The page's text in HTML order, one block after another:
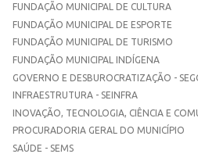
FUNDAÇÃO MUNICIPAL DE CULTURA
FUNDAÇÃO MUNICIPAL DE ESPORTE
FUNDAÇÃO MUNICIPAL DE TURISMO
FUNDAÇÃO MUNICIPAL INDÍGENA
GOVERNO E DESBUROCRATIZAÇÃO -
INFRAESTRUTURA - SEINFRA
INOVAÇÃO, TECNOLOGIA, CIÊNCIA E
PROCURADORIA GERAL DO MUNICÍPIO
SAÚDE - SEMS